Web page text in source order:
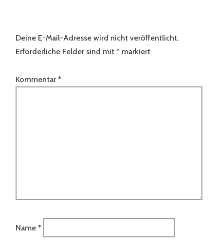
Deine E-Mail-Adresse wird nicht veröffentlicht.
Erforderliche Felder sind mit * markiert
Kommentar *
Name *